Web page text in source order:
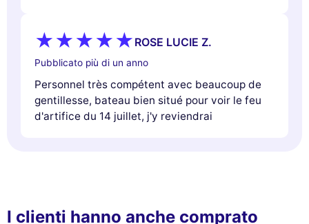
ROSE LUCIE Z.
Pubblicato più di un anno
Personnel très compétent avec beaucoup de
gentillesse, bateau bien situé pour voir le feu
d'artifice du 14 juillet, j'y reviendrai
I clienti hanno anche comprato